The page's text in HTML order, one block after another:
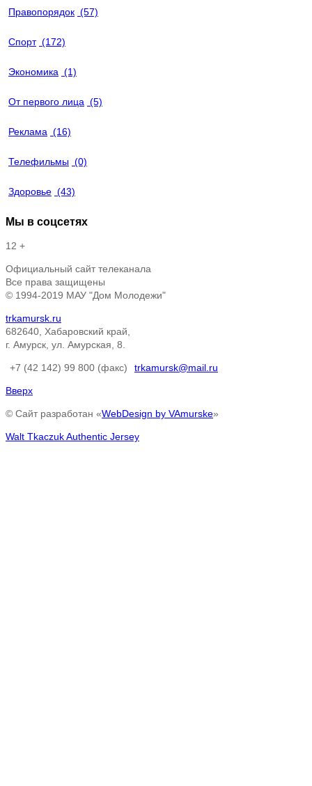
Правопорядок (57)
Спорт (172)
Экономика (1)
От первого лица (5)
Реклама (16)
Телефильмы (0)
Здоровье (43)
Мы в соцсетях
12 +
Официальный сайт телеканала
Все права защищены
© 1994-2019 МАУ "Дом Молодежи"
trkamursk.ru
682640, Хабаровский край,
г. Амурск, ул. Амурская, 8.
+7 (42 142) 99 800 (факс) trkamursk@mail.ru
Вверх
© Сайт разработан «WebDesign by VAmurske»
Walt Tkaczuk Authentic Jersey